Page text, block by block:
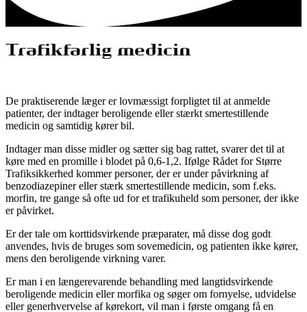
Trafikfarlig medicin
De praktiserende læger er lovmæssigt forpligtet til at anmelde
patienter, der indtager beroligende eller stærkt smertestillende
medicin og samtidig kører bil.
Indtager man disse midler og sætter sig bag rattet, svarer det til at
køre med en promille i blodet på 0,6-1,2. Ifølge Rådet for Større
Trafiksikkerhed kommer personer, der er under påvirkning af
benzodiazepiner eller stærk smertestillende medicin, som f.eks.
morfin, tre gange så ofte ud for et trafikuheld som personer, der ikke
er påvirket.
Er der tale om korttidsvirkende præparater, må disse dog godt
anvendes, hvis de bruges som sovemedicin, og patienten ikke kører,
mens den beroligende virkning varer.
Er man i en længerevarende behandling med langtidsvirkende
beroligende medicin eller morfika og søger om fornyelse, udvidelse
eller generhvervelse af kørekort, vil man i første omgang få en